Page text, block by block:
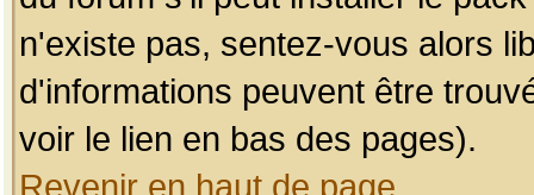
n'existe pas, sentez-vous alors
d'informations peuvent être
voir le lien en bas des pages).
Revenir en haut de page